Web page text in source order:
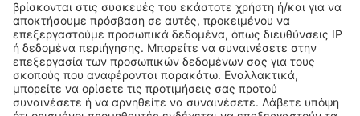
αποτελέσματα για την αναζήτησή σας
Προσπαθήστε να κάνετε αναζήτηση με διαφορετικά κριτήρια